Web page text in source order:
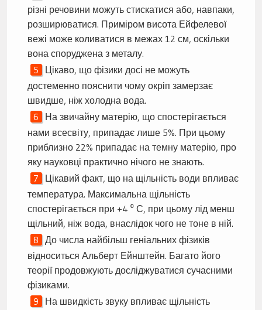
різні речовини можуть стискатися або, навпаки,
розширюватися. Приміром висота Ейфелевої
вежі може коливатися в межах 12 см, оскільки
вона споруджена з металу.
Цікаво, що фізики досі не можуть
достеменно пояснити чому окріп замерзає
швидше, ніж холодна вода.
На звичайну матерію, що спостерігається
нами всесвіту, припадає лише 5%. При цьому
приблизно 22% припадає на темну матерію, про
яку науковці практично нічого не знають.
Цікавий факт, що на щільність води впливає
температура. Максимальна щільність
спостерігається при +4 ⁰ С, при цьому лід менш
щільний, ніж вода, внаслідок чого не тоне в ній.
До числа найбільш геніальних фізиків
відноситься Альберт Ейнштейн. Багато його
теорії продовжують досліджуватися сучасними
фізиками.
На швидкість звуку впливає щільність